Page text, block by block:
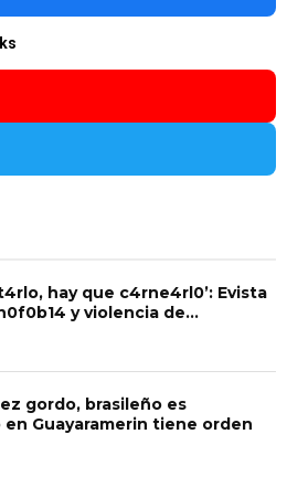
hay que c4rne4rl0’: Evista
y violencia de...
gordo, brasileño es
Guayaramerin tiene orden